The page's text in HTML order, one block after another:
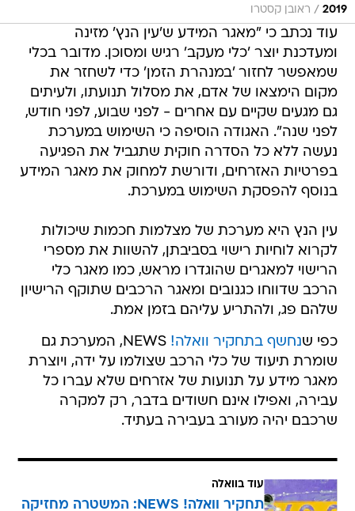
2019
/ ראובן קסטרו
עוד נכתב כי "מאגר המידע ש'עין הנץ' מזינה
ומעדכנת יוצר 'כלי מעקב' רגיש ומסוכן. מדובר בכלי
שמאפשר לחזור 'במנהרת הזמן' כדי לשחזר את
מקום הימצאו של אדם, את מסלול תנועתו, ולעיתים
גם מגעים שקיים עם אחרים - לפני שבוע, לפני חודש,
לפני שנה". האגודה הוסיפה כי השימוש במערכת
נעשה ללא כל הסדרה חוקית שתגביל את הפגיעה
בפרטיות האזרחים, ודורשת למחוק את מאגר המידע
בנוסף להפסקת השימוש במערכת.
עין הנץ היא מערכת של מצלמות חכמות שיכולות
לקרוא לוחיות רישוי בסביבתן, להשוות את מספרי
הרישוי למאגרים שהוגדרו מראש, כמו מאגר כלי
הרכב שדווחו כגנובים ומאגר הרכבים שתוקף הרישיון
שלהם פג, ולהתריע עליהם בזמן אמת.
כפי שנחשף בתחקיר וואלה!
NEWS, המערכת גם
שומרת תיעוד של כלי הרכב שצולמו על ידה, ויוצרת
מאגר מידע על תנועות של אזרחים שלא עברו כל
עבירה, ואפילו אינם חשודים בדבר, רק למקרה
שרכבם יהיה מעורב בעבירה בעתיד.
עוד בוואלה
תחקיר וואלה! NEWS: המשטרה מחזיקה